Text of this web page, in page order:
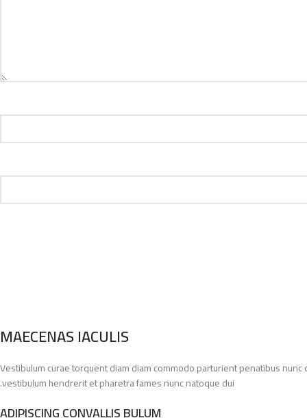
MAECENAS IACULIS
Vestibulum curae torquent diam diam commodo parturient penatibus
vestibulum hendrerit et pharetra fames nunc natoque dui.
ADIPISCING CONVALLIS BULUM